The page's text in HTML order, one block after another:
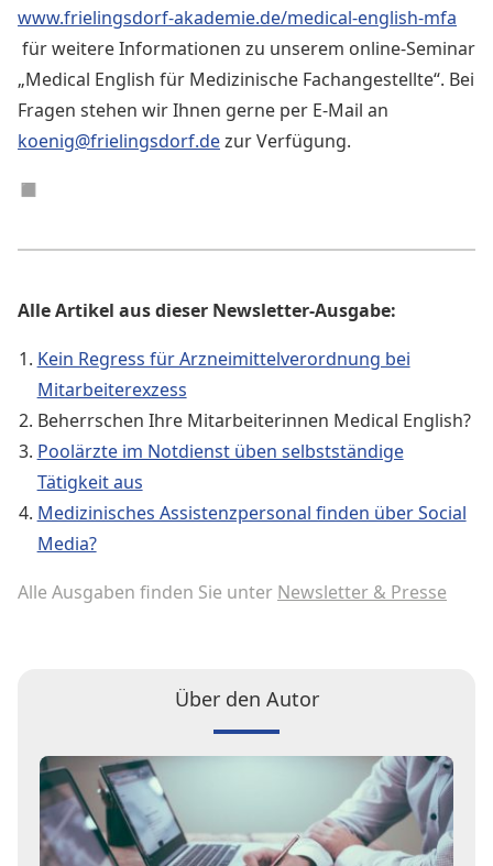
www.frielingsdorf-akademie.de/medical-english-mfa
für weitere Informationen zu unserem online-Seminar
„Medical English für Medizinische Fachangestellte“. Bei
Fragen stehen wir Ihnen gerne per E-Mail an
koenig@frielingsdorf.dezur Verfügung.
◼︎
Alle Artikel aus dieser Newsletter-Ausgabe:
Kein Regress für Arzneimittelverordnung bei
Mitarbeiterexzess
Beherrschen Ihre Mitarbeiterinnen Medical English?
Poolärzte im Notdienst üben selbstständige
Tätigkeit aus
Medizinisches Assistenzpersonal finden über Social
Media?
Alle Ausgaben finden Sie unter Newsletter & Presse
Über den Autor